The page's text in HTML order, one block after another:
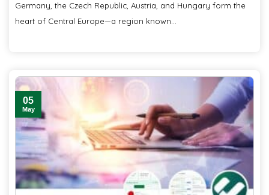
Germany, the Czech Republic, Austria, and Hungary form the
heart of Central Europe—a region known...
05
May